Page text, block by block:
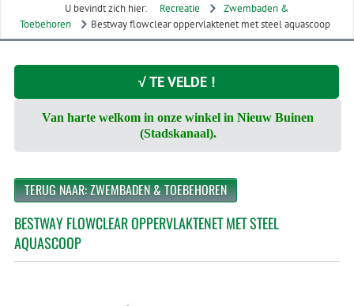
U bevindt zich hier: Recreatie
Zwembaden &
Toebehoren
Bestway flowclear oppervlaktenet met steel aquascoop
√ TE VELDE !
Van harte welkom in onze winkel in Nieuw Buinen
(Stadskanaal).
TERUG NAAR: ZWEMBADEN & TOEBEHOREN
BESTWAY FLOWCLEAR OPPERVLAKTENET MET STEEL
AQUASCOOP